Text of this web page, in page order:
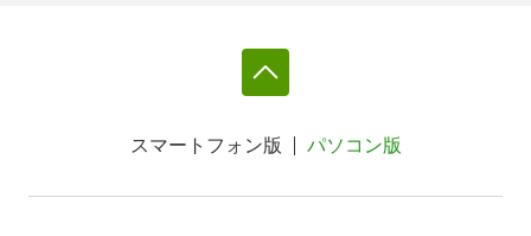
スマートフォン版 パソコン版